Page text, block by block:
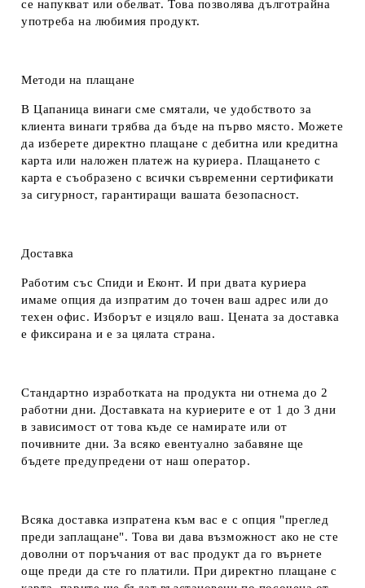
се напукват или обелват. Това позволява дълготрайна
употреба на любимия продукт.
Методи на плащане
В Цапаница винаги сме смятали, че удобството за
клиента винаги трябва да бъде на първо място. Можете
да изберете директно плащане с дебитна или кредитна
карта или наложен платеж на куриера. Плащането с
карта е съобразено с всички съвременни сертификати
за сигурност, гарантиращи вашата безопасност.
Доставка
Работим със Спиди и Еконт. И при двата куриера
имаме опция да изпратим до точен ваш адрес или до
техен офис. Изборът е изцяло ваш. Цената за доставка
е фиксирана и е за цялата страна.
Стандартно изработката на продукта ни отнема до 2
работни дни. Доставката на куриерите е от 1 до 3 дни
в зависимост от това къде се намирате или от
почивните дни. За всяко евентуално забавяне ще
бъдете предупредени от наш оператор.
Всяка доставка изпратена към вас е с опция "преглед
преди заплащане". Това ви дава възможност ако не сте
доволни от поръчания от вас продукт да го върнете
още преди да сте го платили. При директно плащане с